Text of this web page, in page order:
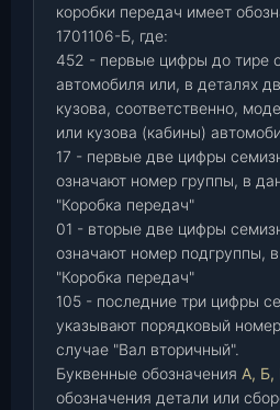
коробки передач имеет
1701106-Б, где:
452 - первые цифры до тире
автомобиля или, в деталях
кузова, соответственно,
или кузова (кабины)
17 - первые две цифры
означают номер группы, в
"Коробка передач"
01 - вторые две цифры
означают номер подгруппы,
"Коробка передач"
105 - последние три цифры
указывают порядковый
случае "Вал вторичный".
Буквенные обозначения А, Б,
обозначения детали или